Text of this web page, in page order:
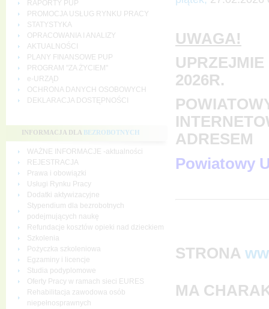
RAPORTY PUP
PROMOCJA USŁUG RYNKU PRACY
STATYSTYKA
OPRACOWANIA I ANALIZY
AKTUALNOŚCI
PLANY FINANSOWE PUP
PROGRAM "ZA ŻYCIEM"
e-URZĄD
OCHRONA DANYCH OSOBOWYCH
DEKLARACJA DOSTĘPNOŚCI
INFORMACJA DLA BEZROBOTNYCH
WAŻNE INFORMACJE -aktualności
REJESTRACJA
Prawa i obowiązki
Usługi Rynku Pracy
Dodatki aktywizacyjne
Stypendium dla bezrobotnych
podejmujących naukę
Refundacje kosztów opieki nad dzieckiem
Szkolenia
Pożyczka szkoleniowa
Egzaminy i licencje
Studia podyplomowe
Oferty Pracy w ramach sieci EURES
Rehabilitacja zawodowa osób
niepełnosprawnych
UWAGA!
2026R.
ADRESEM
Powiatowy
STRONA
MA